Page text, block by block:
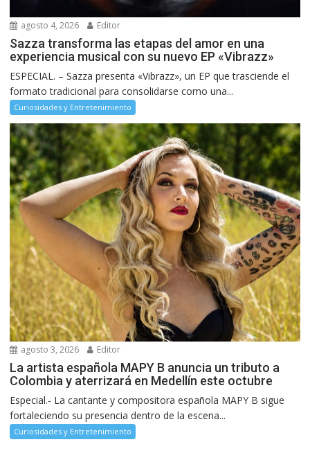
agosto 4, 2026 Editor
Sazza transforma las etapas del amor en una
experiencia musical con su nuevo EP «Vibrazz»
ESPECIAL. – Sazza presenta «Vibrazz», un EP que trasciende el
formato tradicional para consolidarse como una...
Curiosidades y Entretenimiento
agosto 3, 2026 Editor
La artista española MAPY B anuncia un tributo a
Colombia y aterrizará en Medellín este octubre
Especial.- La cantante y compositora española MAPY B sigue
fortaleciendo su presencia dentro de la escena...
Curiosidades y Entretenimiento